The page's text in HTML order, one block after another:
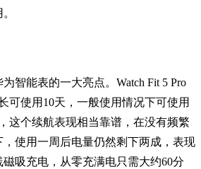
智能表的一大亮点。Watch Fit 5 Pro
可使用10天，一般使用情况下可使用
这个续航表现相当靠谱，在没有频繁
使用一周后电量仍然剩下两成，表现
吸充电，从零充满电只需大约60分